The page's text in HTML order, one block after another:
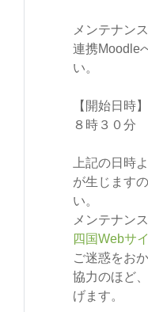
メンテナン
連携Moodle
い。
【開始日時
８時３０分
上記の日時
が生じます
い。
メンテナン
四国Webサ
ご迷惑をお
協力のほど
げます。